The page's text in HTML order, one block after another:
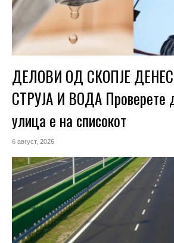
ДЕЛОВИ ОД СКОПЈЕ
СТРУЈА И ВОДА Проверете
улица е на списокот
6 август, 2026